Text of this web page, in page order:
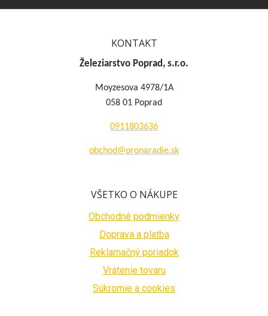
KONTAKT
Železiarstvo Poprad, s.r.o.
Moyzesova 4978/1A
058 01 Poprad
0911803636
obchod@pronaradie.sk
VŠETKO O NÁKUPE
Obchodné podmienky
Doprava a platba
Reklamačný poriadok
Vrátenie tovaru
Súkromie a cookies